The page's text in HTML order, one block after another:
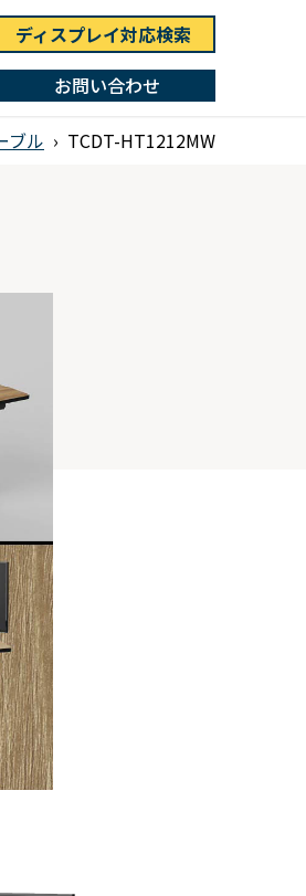
ディスプレイ対応検索
お問い合わせ
ブル › TCDT-HT1212MW